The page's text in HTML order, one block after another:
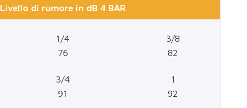
Livello di rumore in dB 4 BAR
1/4
76
3/8
82
3/4
91
1
92